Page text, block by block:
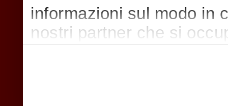
informazioni sul modo in
nostri partner che si